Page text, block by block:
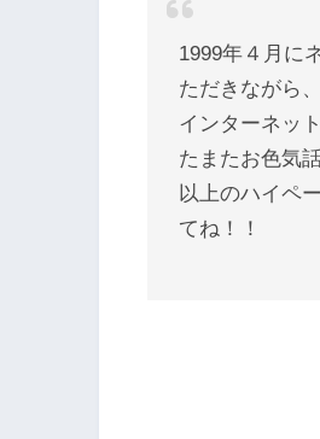
1999年４月に
ただきながら
インターネッ
たまたお色気
以上のハイペ
てね！！